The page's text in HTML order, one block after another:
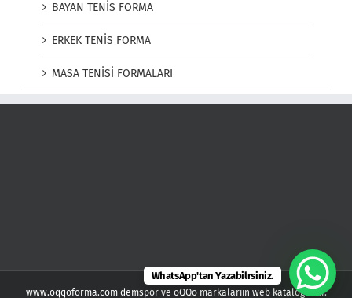
BAYAN TENİS FORMA
ERKEK TENİS FORMA
MASA TENİSİ FORMALARI
www.oqqoforma.com demspor ve oQQo markalarıın web kataloğudur.
WhatsApp'tan Yazabilrsiniz.